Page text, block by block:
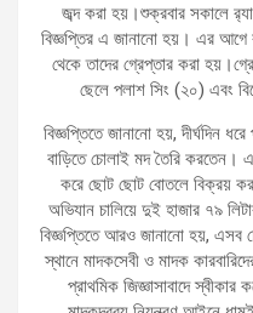
জব্দ করা হয়।শুক্রবার সকালে
বিজ্ঞপ্তির এ জানানো হয়। এর আগে
থেকে তাদের গ্রেপ্তার করা
ছেলে পলাশ সিং (২০) এবং
বিজ্ঞপ্তিতে জানানো হয়, দীর্ঘদিন
বাড়িতে চোলাই মদ তৈরি করতেন।
করে ছোট ছোট বোতলে বিক্রয়
অভিযান চালিয়ে দুই হাজার ৭৯
বিজ্ঞপ্তিতে আরও জানানো হয়, এসব
স্থানে মাদকসেবী ও মাদক
প্রাথমিক জিজ্ঞাসাবাদে স্বীকার